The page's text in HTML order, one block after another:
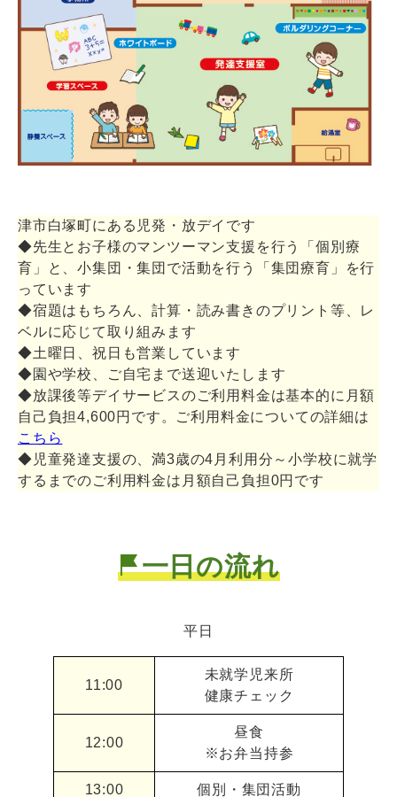
津市白塚町にある児発・放デイです
◆先生とお子様のマンツーマン支援を行う「個別療
育」と、小集団・集団で活動を行う「集団療育」を行
っています
◆宿題はもちろん、計算・読み書きのプリント等、レ
ベルに応じて取り組みます
◆土曜日、祝日も営業しています
◆園や学校、ご自宅まで送迎いたします
◆放課後等デイサービスのご利用料金は基本的に月額
自己負担4,600円です。ご利用料金についての詳細は
こちら
◆児童発達支援の、満3歳の4月利用分～小学校に就学
するまでのご利用料金は月額自己負担0円です
一日の流れ
平日
11:00
未就学児来所
健康チェック
12:00
昼食
※お弁当持参
13:00 個別・集団活動